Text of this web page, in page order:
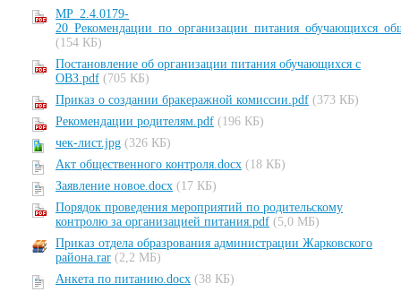
МР_2.4.0179-
(154 КБ)
Постановление об организации питания обучающихся с
ОВЗ.pdf (705 КБ)
Приказ о создании бракеражной комиссии.pdf (373 КБ)
Рекомендации родителям.pdf (196 КБ)
чек-лист.jpg (326 КБ)
Акт общественного контроля.docx (18 КБ)
Заявление новое.docx (17 КБ)
Порядок проведения мероприятий по родительскому
контролю за организацией питания.pdf (5,0 МБ)
Приказ отдела образрования администрации Жарковского
района.rar (2,2 МБ)
Анкета по питанию.docx (38 КБ)